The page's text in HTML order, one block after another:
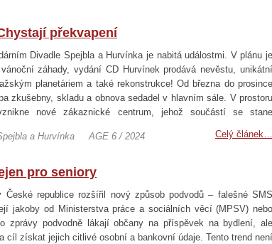
překvapení
Divadle Spejbla a Hurvínka je nabitá událostmi. V plánu je
záhady, vydání CD Hurvínek prodává nevěstu, unikátní
planetáriem a také rekonstrukce! Od března do prosince
zkušebny, skladu a obnova sedadel v hlavním sále. V prostoru
nové zákaznické centrum, jehož součástí se stane
a Hurvínka AGE 6 / 2024 Celý článek…
pro seniory
republice rozšířil nový způsob podvodů – falešné SMS
jakoby od Ministerstva práce a sociálních věcí (MPSV) nebo
zprávy podvodně lákají občany na příspěvek na bydlení, ale
cíl získat jejich citlivé osobní a bankovní údaje. Tento trend není